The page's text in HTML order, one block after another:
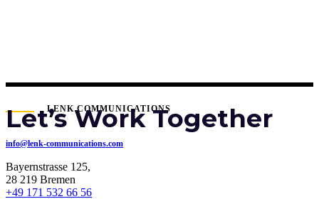
LENK COMMUNICATIONS
Let’s Work Together
info@lenk-communications.com
Bayernstrasse 125,
28 219 Bremen
+49 171 532 66 56